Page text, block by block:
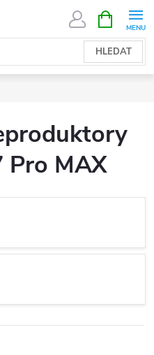
HLEDAT
NÁKUPNÍ
KOŠÍK
Pro MAX